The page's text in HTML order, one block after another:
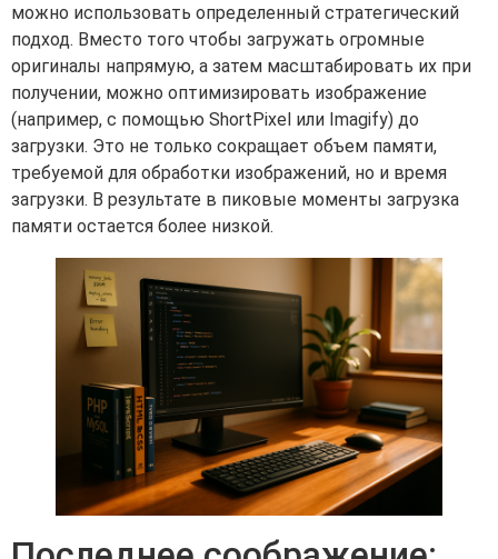
можно использовать определенный стратегический
подход. Вместо того чтобы загружать огромные
оригиналы напрямую, а затем масштабировать их при
получении, можно оптимизировать изображение
(например, с помощью ShortPixel или Imagify) до
загрузки. Это не только сокращает объем памяти,
требуемой для обработки изображений, но и время
загрузки. В результате в пиковые моменты загрузка
памяти остается более низкой.